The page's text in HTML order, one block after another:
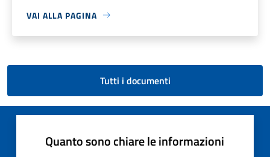
VAI ALLA PAGINA
Tutti i documenti
Quanto sono chiare le informazioni